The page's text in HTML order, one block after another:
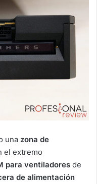
una zona de
el extremo
para ventiladores de
de alimentación